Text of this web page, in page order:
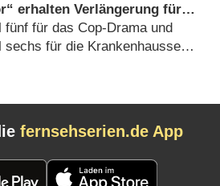
erhalten Verlängerung für
2022/​23
fünf für das Cop-Drama und
sechs für die Krankenhausserie
fernsehserien.de App